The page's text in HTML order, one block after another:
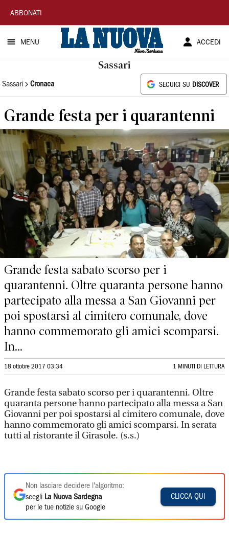
La
Nuova
Sardegna
ABBONATI
MENU ACCEDI
Sassari
Sassari Cronaca SEGUICI SU DISCOVER
Grande festa per i quarantenni
Grande festa sabato scorso per i
quarantenni. Oltre quaranta persone hanno
partecipato alla messa a San Giovanni per
poi spostarsi al cimitero comunale, dove
hanno commemorato gli amici scomparsi.
In...
18 ottobre 2017 03:34 1 MINUTI DI LETTURA
Grande festa sabato scorso per i quarantenni. Oltre
quaranta persone hanno partecipato alla messa a San
Giovanni per poi spostarsi al cimitero comunale, dove
hanno commemorato gli amici scomparsi. In serata
tutti al ristorante il Girasole. (s.s.)
Non lasciare decidere l'algoritmo:
scegli La Nuova Sardegna
per le tue notizie su Google
CLICCA QUI